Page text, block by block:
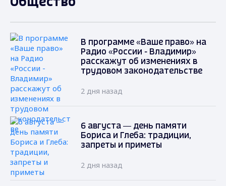
Общество
В программе «Ваше право» на
Радио «России - Владимир»
расскажут об изменениях в
трудовом законодательстве
2 дня назад
6 августа — день памяти
Бориса и Глеба: традиции,
запреты и приметы
2 дня назад